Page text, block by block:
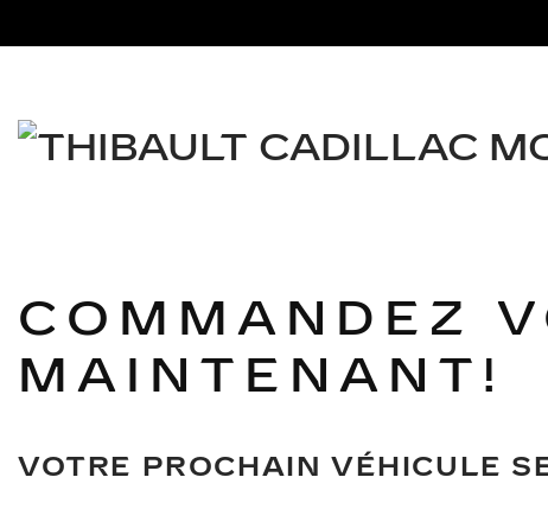
COMMANDEZ
MAINTENANT!
VOTRE PROCHAIN VÉHICULE